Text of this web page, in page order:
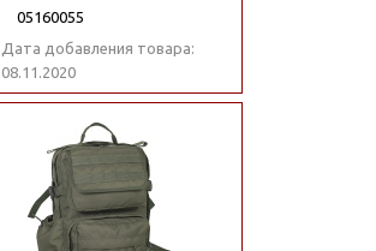
05160055
Дата добавления товара:
08.11.2020